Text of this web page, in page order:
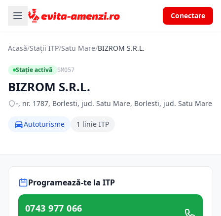
Conectare
Acasă/Stații ITP/Satu Mare/BIZROM S.R.L.
Stație activă SM057
BIZROM S.R.L.
-, nr. 1787, Borlesti, jud. Satu Mare, Borlesti, jud. Satu Mare
Autoturisme 1 linie ITP
Programează-te la ITP
0743 977 066